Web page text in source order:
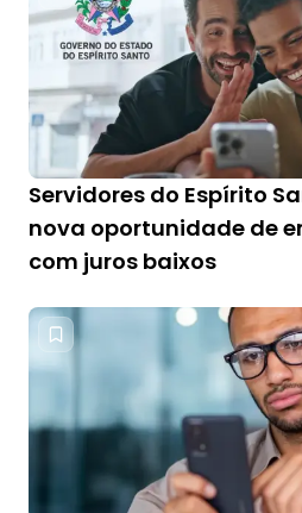
Servidores do Espírito
nova oportunidade de
com juros baixos